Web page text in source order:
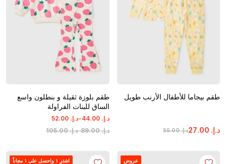
طقم بيجاما للأطفال الأرنب طويل
د.إ.‏
55.00 د.إ. 27.00
طقم بلوزة ثقيلة و بنطلون واسع
الساق للبنات الفراولة
د.إ. ‏
44.00
-د.إ. ‏
52.00
د.إ.‏
89.00
-د.إ.‏
105.00
عروض اشترِ ١ واحصل على ١ مجاناً